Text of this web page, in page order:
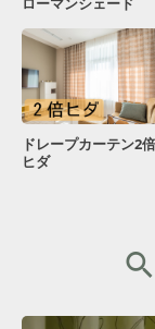
ドレープカーテン2倍
ヒダ